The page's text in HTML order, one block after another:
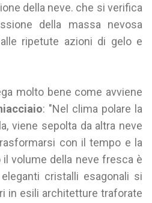
della neve. che si verifica
della massa nevosa
ripetute azioni di gelo e
molto bene come avviene
: "Nel clima polare la
viene sepolta da altra neve
con il tempo e la
volume della neve fresca è
cristalli esagonali si
in esili architetture traforate